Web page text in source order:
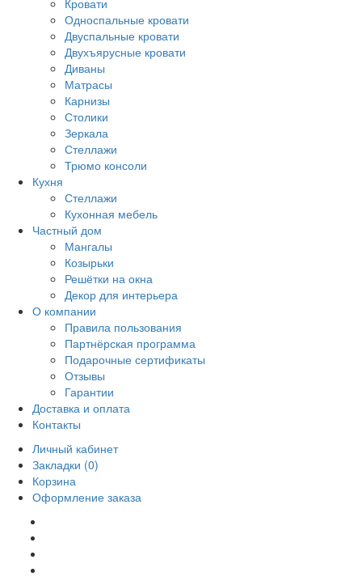
Кровати
Односпальные кровати
Двуспальные кровати
Двухъярусные кровати
Диваны
Матрасы
Карнизы
Столики
Зеркала
Стеллажи
Трюмо консоли
Кухня
Стеллажи
Кухонная мебель
Частный дом
Мангалы
Козырьки
Решётки на окна
Декор для интерьера
О компании
Правила пользования
Партнёрская программа
Подарочные сертификаты
Отзывы
Гарантии
Доставка и оплата
Контакты
Личный кабинет
Закладки (0)
Корзина
Оформление заказа